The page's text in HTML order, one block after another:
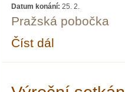
Datum konání: 25. 2.
Pražská pobočka
Číst dál